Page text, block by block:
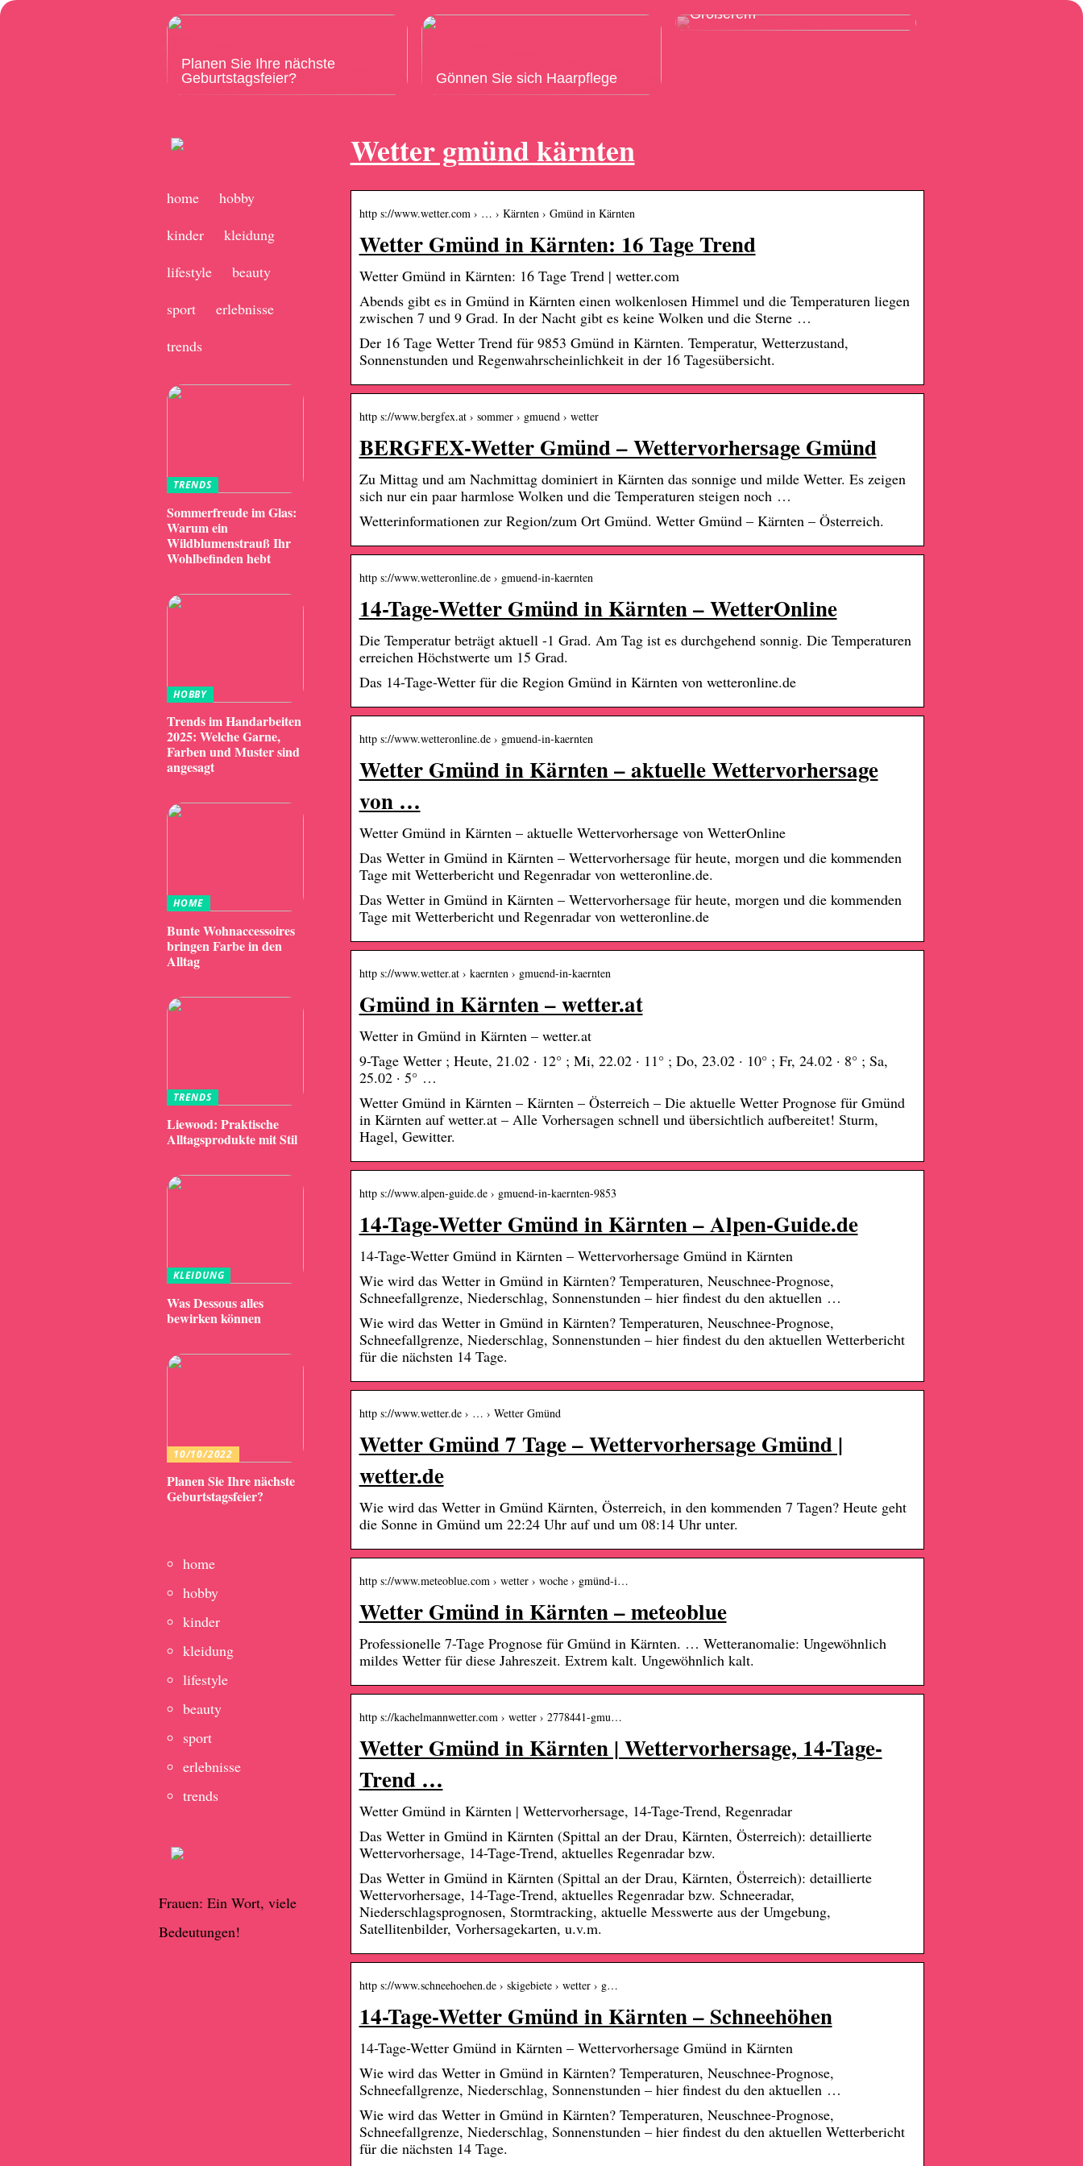
Planen Sie Ihre nächste
Geburtstagsfeier?
Gönnen Sie sich Haarpflege
Größerem
Wetter gmünd kärnten
http s://www.wetter.com › … › Kärnten › Gmünd in Kärnten
Wetter Gmünd in Kärnten: 16 Tage Trend
Wetter Gmünd in Kärnten: 16 Tage Trend | wetter.com
Abends gibt es in Gmünd in Kärnten einen wolkenlosen Himmel und die Temperaturen liegen
zwischen 7 und 9 Grad. In der Nacht gibt es keine Wolken und die Sterne …
Der 16 Tage Wetter Trend für 9853 Gmünd in Kärnten. Temperatur, Wetterzustand,
Sonnenstunden und Regenwahrscheinlichkeit in der 16 Tagesübersicht.
http s://www.bergfex.at › sommer › gmuend › wetter
BERGFEX-Wetter Gmünd – Wettervorhersage Gmünd
Zu Mittag und am Nachmittag dominiert in Kärnten das sonnige und milde Wetter. Es zeigen
sich nur ein paar harmlose Wolken und die Temperaturen steigen noch …
Wetterinformationen zur Region/zum Ort Gmünd. Wetter Gmünd – Kärnten – Österreich.
http s://www.wetteronline.de › gmuend-in-kaernten
14-Tage-Wetter Gmünd in Kärnten – WetterOnline
Die Temperatur beträgt aktuell -1 Grad. Am Tag ist es durchgehend sonnig. Die Temperaturen
erreichen Höchstwerte um 15 Grad.
Das 14-Tage-Wetter für die Region Gmünd in Kärnten von wetteronline.de
http s://www.wetteronline.de › gmuend-in-kaernten
Wetter Gmünd in Kärnten – aktuelle Wettervorhersage
von …
Wetter Gmünd in Kärnten – aktuelle Wettervorhersage von WetterOnline
Das Wetter in Gmünd in Kärnten – Wettervorhersage für heute, morgen und die kommenden
Tage mit Wetterbericht und Regenradar von wetteronline.de.
Das Wetter in Gmünd in Kärnten – Wettervorhersage für heute, morgen und die kommenden
Tage mit Wetterbericht und Regenradar von wetteronline.de
http s://www.wetter.at › kaernten › gmuend-in-kaernten
Gmünd in Kärnten – wetter.at
Wetter in Gmünd in Kärnten – wetter.at
9-Tage Wetter ; Heute, 21.02 · 12° ; Mi, 22.02 · 11° ; Do, 23.02 · 10° ; Fr, 24.02 · 8° ; Sa,
25.02 · 5° …
Wetter Gmünd in Kärnten – Kärnten – Österreich – Die aktuelle Wetter Prognose für Gmünd
in Kärnten auf wetter.at – Alle Vorhersagen schnell und übersichtlich aufbereitet! Sturm,
Hagel, Gewitter.
http s://www.alpen-guide.de › gmuend-in-kaernten-9853
14-Tage-Wetter Gmünd in Kärnten – Alpen-Guide.de
14-Tage-Wetter Gmünd in Kärnten – Wettervorhersage Gmünd in Kärnten
Wie wird das Wetter in Gmünd in Kärnten? Temperaturen, Neuschnee-Prognose,
Schneefallgrenze, Niederschlag, Sonnenstunden – hier findest du den aktuellen …
Wie wird das Wetter in Gmünd in Kärnten? Temperaturen, Neuschnee-Prognose,
Schneefallgrenze, Niederschlag, Sonnenstunden – hier findest du den aktuellen Wetterbericht
für die nächsten 14 Tage.
http s://www.wetter.de › … › Wetter Gmünd
Wetter Gmünd 7 Tage – Wettervorhersage Gmünd |
wetter.de
Wie wird das Wetter in Gmünd Kärnten, Österreich, in den kommenden 7 Tagen? Heute geht
die Sonne in Gmünd um 22:24 Uhr auf und um 08:14 Uhr unter.
http s://www.meteoblue.com › wetter › woche › gmünd-i…
Wetter Gmünd in Kärnten – meteoblue
Professionelle 7-Tage Prognose für Gmünd in Kärnten. … Wetteranomalie: Ungewöhnlich
mildes Wetter für diese Jahreszeit. Extrem kalt. Ungewöhnlich kalt.
http s://kachelmannwetter.com › wetter › 2778441-gmu…
Wetter Gmünd in Kärnten | Wettervorhersage, 14-Tage-
Trend …
Wetter Gmünd in Kärnten | Wettervorhersage, 14-Tage-Trend, Regenradar
Das Wetter in Gmünd in Kärnten (Spittal an der Drau, Kärnten, Österreich): detaillierte
Wettervorhersage, 14-Tage-Trend, aktuelles Regenradar bzw.
Das Wetter in Gmünd in Kärnten (Spittal an der Drau, Kärnten, Österreich): detaillierte
Wettervorhersage, 14-Tage-Trend, aktuelles Regenradar bzw. Schneeradar,
Niederschlagsprognosen, Stormtracking, aktuelle Messwerte aus der Umgebung,
Satellitenbilder, Vorhersagekarten, u.v.m.
http s://www.schneehoehen.de › skigebiete › wetter › g…
14-Tage-Wetter Gmünd in Kärnten – Schneehöhen
14-Tage-Wetter Gmünd in Kärnten – Wettervorhersage Gmünd in Kärnten
Wie wird das Wetter in Gmünd in Kärnten? Temperaturen, Neuschnee-Prognose,
Schneefallgrenze, Niederschlag, Sonnenstunden – hier findest du den aktuellen …
Wie wird das Wetter in Gmünd in Kärnten? Temperaturen, Neuschnee-Prognose,
Schneefallgrenze, Niederschlag, Sonnenstunden – hier findest du den aktuellen Wetterbericht
für die nächsten 14 Tage.
home
hobby
kinder
kleidung
lifestyle
beauty
sport
erlebnisse
trends
TRENDS
Sommerfreude im Glas:
Warum ein
Wildblumenstrauß Ihr
Wohlbefinden hebt
HOBBY
Trends im Handarbeiten
2025: Welche Garne,
Farben und Muster sind
angesagt
HOME
Bunte Wohnaccessoires
bringen Farbe in den
Alltag
TRENDS
Liewood: Praktische
Alltagsprodukte mit Stil
KLEIDUNG
Was Dessous alles
bewirken können
10/10/2022
Planen Sie Ihre nächste
Geburtstagsfeier?
home
hobby
kinder
kleidung
lifestyle
beauty
sport
erlebnisse
trends
Frauen: Ein Wort, viele
Bedeutungen!